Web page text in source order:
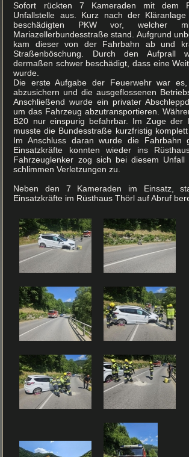
Sofort rückten 7 Kameraden mit dem
Unfallstelle aus. Kurz nach der
beschädigten PKW vor, welcher
Mariazellerbundesstraße stand. Aufgrund
kam dieser von der Fahrbahn ab und
Straßenböschung. Durch den Aufprall
dermaßen schwer beschädigt, dass eine
wurde.
Die erste Aufgabe der Feuerwehr war es,
abzusichern und die ausgeflossenen
Anschließend wurde ein privater
um das Fahrzeug abzutransportieren.
B20 nur einspurig befahrbar. Im Zuge der
musste die Bundesstraße kurzfristig
Im Anschluss daran wurde die Fahrbahn
Einsatzkräfte konnten wieder ins
Fahrzeuglenker zog sich bei diesem
schlimmen Verletzungen zu.
Neben den 7 Kameraden im Einsatz,
Einsatzkräfte im Rüsthaus Thörl auf Abruf